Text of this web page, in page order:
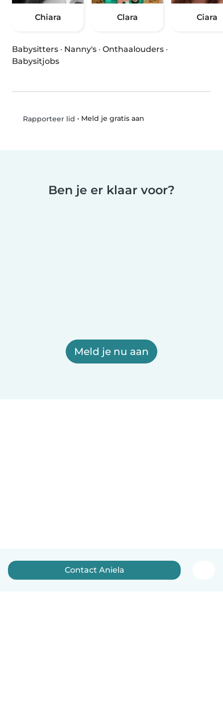
Chiara Clara Ciara
Babysitters · Nanny's · Onthaalouders ·
Babysitjobs
Rapporteer lid • Meld je gratis aan
Ben je er klaar voor?
Meld je nu aan
Contact Aniela